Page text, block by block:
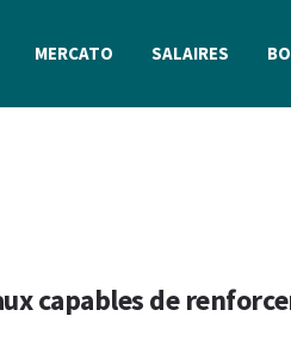
MERCATO SALAIRES
capables de